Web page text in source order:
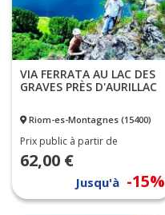
VIA FERRATA AU LAC DES
GRAVES PRÈS D'AURILLAC
Riom-es-Montagnes (15400)
Prix public à partir de
62,00 €
Jusqu'à -15%